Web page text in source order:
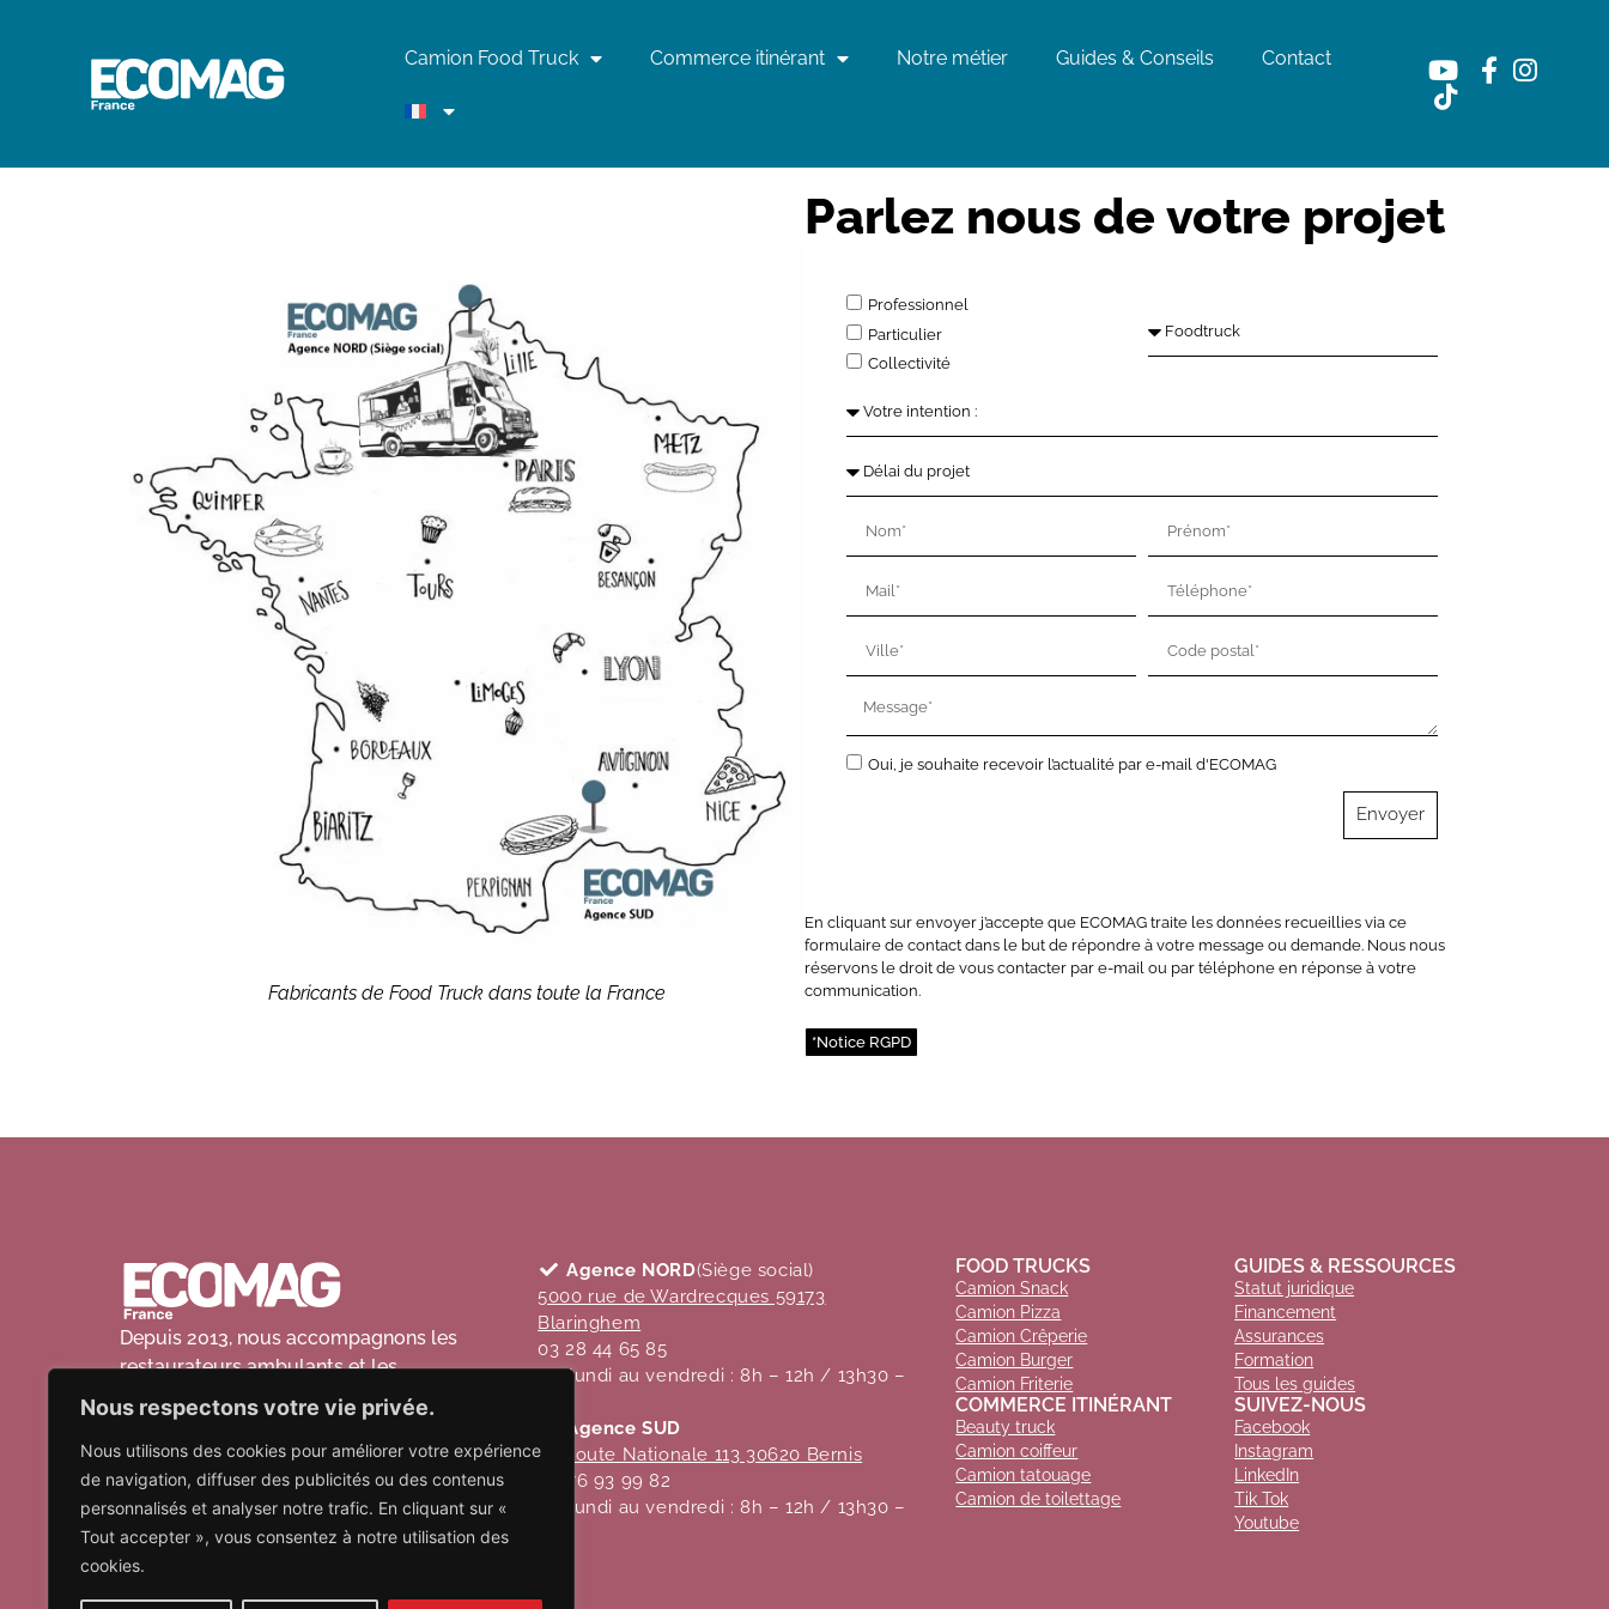
Nous respectons votre vie privée.
Nous utilisons des cookies pour améliorer votre expérience
de navigation, diffuser des publicités ou des contenus
personnalisés et analyser notre trafic. En cliquant sur «
Tout accepter », vous consentez à notre utilisation des
cookies.
Camion Food Truck Commerce itinérant Notre métier Guides & Conseils Contact
Fabricants de Food Truck dans toute la France
Parlez nous de votre projet
Professionnel
Particulier
Collectivité
Oui, je souhaite recevoir l’actualité par e-mail d'ECOMAG
Envoyer
En cliquant sur envoyer j’accepte que ECOMAG traite les données recueillies via ce
formulaire de contact dans le but de répondre à votre message ou demande. Nous nous
réservons le droit de vous contacter par e-mail ou par téléphone en réponse à votre
communication.
*Notice RGPD
Depuis 2013, nous accompagnons les
restaurateurs ambulants et les
commerçants itinérants dans la conception
sur-mesure de leur outil de travail idéal.
Notre métier
Agence NORD(Siège social)
5000 rue de Wardrecques 59173
Blaringhem
03 28 44 65 85
Du lundi au vendredi : 8h – 12h / 13h30 –
Agence SUD
16 Route Nationale 113 30620 Bernis
06 76 93 99 82
Du lundi au vendredi : 8h – 12h / 13h30 –
FOOD TRUCKS
Camion Snack
Camion Pizza
Camion Crêperie
Camion Burger
Camion Friterie
COMMERCE ITINÉRANT
Beauty truck
Camion coiffeur
Camion tatouage
Camion de toilettage
GUIDES & RESSOURCES
Statut juridique
Financement
Assurances
Formation
Tous les guides
SUIVEZ-NOUS
Facebook
Instagram
LinkedIn
Tik Tok
Youtube